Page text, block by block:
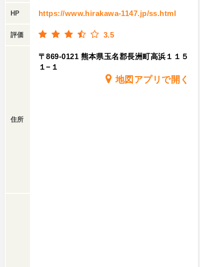
HP https://www.hirakawa-1147.jp/ss.html
評価 3.5
住所
〒869-0121 熊本県玉名郡長洲町高浜１１５
１−１
地図アプリで開く